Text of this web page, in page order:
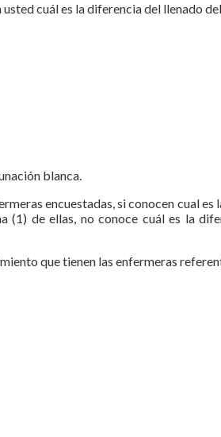
cuál es la diferencia del llenado
blanca.
encuestadas, si conocen cual
(1) de ellas, no conoce cuál es la
que tienen las enfermeras